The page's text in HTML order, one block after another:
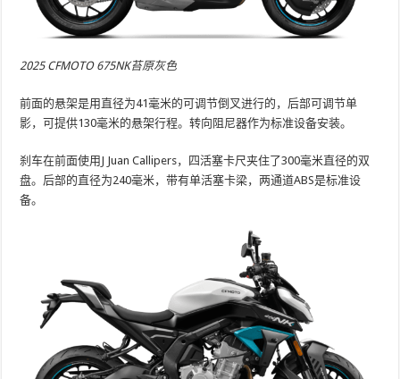
2025 CFMOTO 675NK苔原灰色
前面的悬架是用直径为41毫米的可调节倒叉进行的，后部可调节单
影，可提供130毫米的悬架行程。转向阻尼器作为标准设备安装。
刹车在前面使用J Juan Callipers，四活塞卡尺夹住了300毫米直径的双
盘。后部的直径为240毫米，带有单活塞卡梁，两通道ABS是标准设
备。